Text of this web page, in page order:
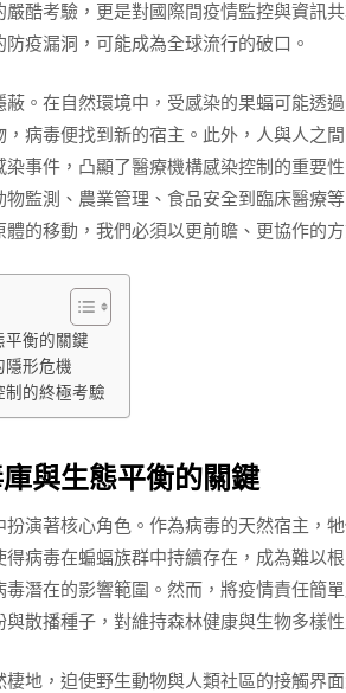
酷考驗，更是對國際間疫情監控與資訊
疫漏洞，可能成為全球流行的破口。
。在自然環境中，受感染的果蝠可能透
病毒便找到新的宿主。此外，人與人之
事件，凸顯了醫療機構感染控制的重要
監測、農業管理、食品安全到臨床醫療
的移動，我們必須以更前瞻、更協作的
平衡的關鍵
隱形危機
制的終極考驗
與生態平衡的關鍵
演著核心角色。作為病毒的天然宿主，
病毒在蝙蝠族群中持續存在，成為難以
潛在的影響範圍。然而，將疫情責任簡
散播種子，對維持森林健康與生物多樣性
地，迫使野生動物與人類社區的接觸界